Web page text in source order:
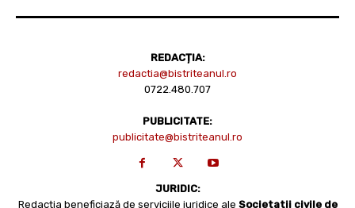
REDACȚIA:
redactia@bistriteanul.ro
0722.480.707
PUBLICITATE:
publicitate@bistriteanul.ro
JURIDIC:
Redacția beneficiază de serviciile juridice ale Societatii civile de